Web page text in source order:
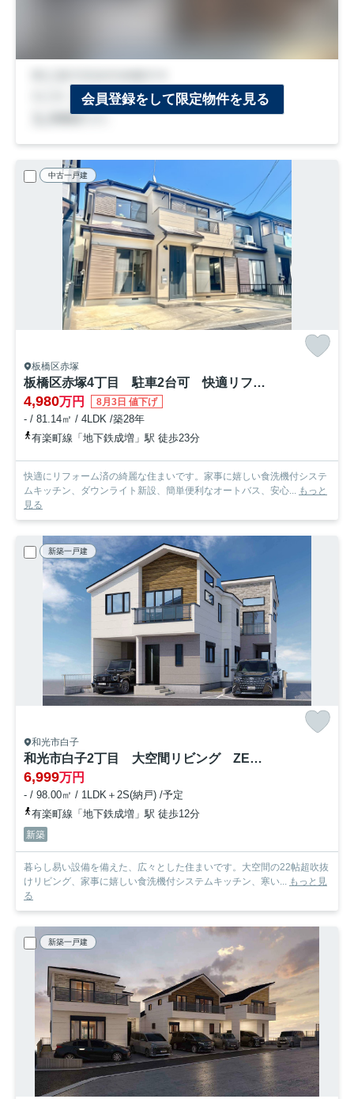
会員登録をして限定物件を見る
中古一戸建
板橋区赤塚
板橋区赤塚4丁目 駐車2台可 快適リフォーム住宅
4,980万円 8月3日 値下げ
- / 81.14㎡ / 4LDK /築28年
有楽町線「地下鉄成増」駅 徒歩23分
快適にリフォーム済の綺麗な住まいです。家事に嬉しい食洗機付システ
ムキッチン、ダウンライト新設、簡単便利なオートバス、安心... もっと
見る
新築一戸建
和光市白子
和光市白子2丁目 大空間リビング ZEH水準住宅 全2棟
6,999万円
- / 98.00㎡ / 1LDK＋2S(納戸) /予定
有楽町線「地下鉄成増」駅 徒歩12分
新築
暮らし易い設備を備えた、広々とした住まいです。大空間の22帖超吹抜
けリビング、家事に嬉しい食洗機付システムキッチン、寒い... もっと見
る
新築一戸建